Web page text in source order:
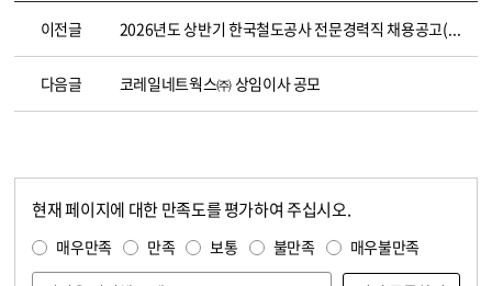
이전글 2026년도 상반기 한국철도공사 전문경력직 채용공고(~3.18. 14:00)
다음글 코레일네트웍스㈜ 상임이사 공모
현재 페이지에 대한 만족도를 평가하여 주십시오.
매우만족 만족 보통 불만족 매우불만족